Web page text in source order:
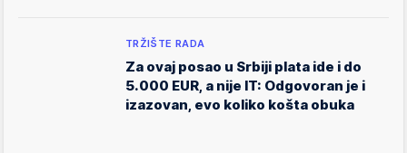
TRŽIŠTE RADA
Za ovaj posao u Srbiji plata ide i do
5.000 EUR, a nije IT: Odgovoran je i
izazovan, evo koliko košta obuka